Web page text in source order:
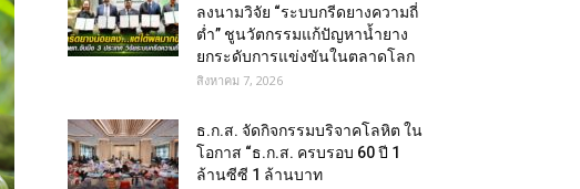
ลงนามวิจัย “ระบบกรีดยางความถี่
ต่ำ” ชูนวัตกรรมแก้ปัญหาน้ำยาง
ยกระดับการแข่งขันในตลาดโลก
สิงหาคม 7, 2026
ธ.ก.ส. จัดกิจกรรมบริจาคโลหิต ใน
โอกาส “ธ.ก.ส. ครบรอบ 60 ปี 1
ล้านซีซี 1 ล้านบาท